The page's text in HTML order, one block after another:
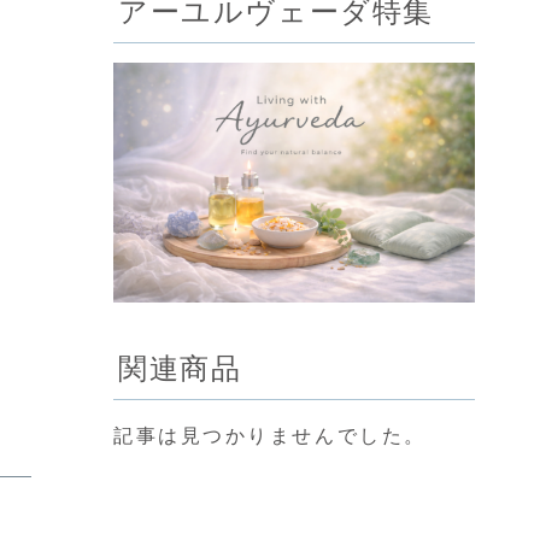
アーユルヴェーダ特集
関連商品
記事は見つかりませんでした。